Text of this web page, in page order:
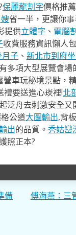
保麗龍割字價格推
省一半，更讓你
提供立體字 、 電腦
收費服務資訊懶人
月子、 新北市到府
多項大型展覽會場
車玩秘境景點，
禮要送進心崁裡!北
泛舟去​刺激安全
公道大圖輸出,背
出的品質。 秀姑巒
照正本?
備 傅海燕：三